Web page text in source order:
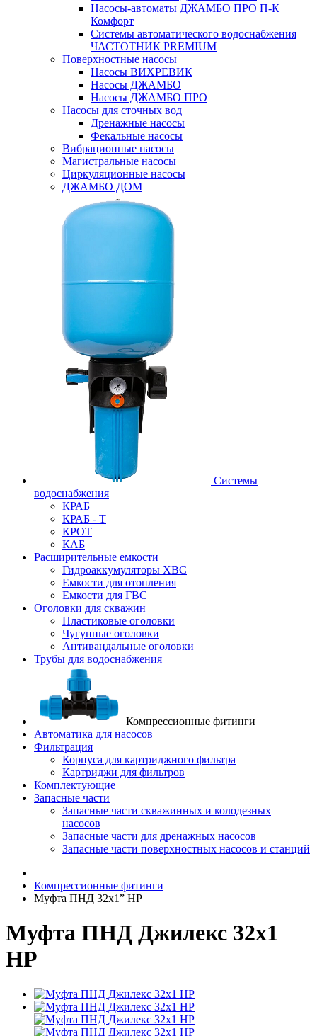
Насосы-автоматы ДЖАМБО ПРО П-К
Комфорт
Системы автоматического водоснабжения
ЧАСТОТНИК PREMIUM
Поверхностные насосы
Насосы ВИХРЕВИК
Насосы ДЖАМБО
Насосы ДЖАМБО ПРО
Насосы для сточных вод
Дренажные насосы
Фекальные насосы
Вибрационные насосы
Магистральные насосы
Циркуляционные насосы
ДЖАМБО ДОМ
Системы
водоснабжения
КРАБ
КРАБ - Т
КРОТ
КАБ
Расширительные емкости
Гидроаккумуляторы ХВС
Емкости для отопления
Емкости для ГВС
Оголовки для скважин
Пластиковые оголовки
Чугунные оголовки
Антивандальные оголовки
Трубы для водоснабжения
Компрессионные фитинги
Автоматика для насосов
Фильтрация
Корпуса для картриджного фильтра
Картриджи для фильтров
Комплектующие
Запасные части
Запасные части скважинных и колодезных
насосов
Запасные части для дренажных насосов
Запасные части поверхностных насосов и станций
Компрессионные фитинги
Муфта ПНД 32x1” НР
Муфта ПНД Джилекс 32x1
НР